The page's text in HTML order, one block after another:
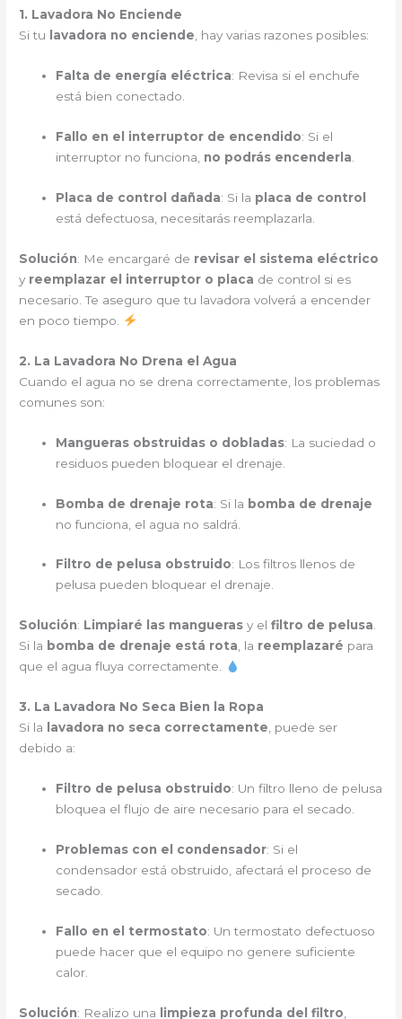
1. Lavadora No Enciende
Si tu
lavadora no enciende, hay varias razones posibles:
Falta de energía eléctrica: Revisa si el enchufe
está bien conectado.
Fallo en el interruptor de encendido: Si el
interruptor no funciona, no podrás encenderla
Placa de control dañada: Si la placa de control
está defectuosa, necesitarás reemplazarla.
Solución: Me encargaré de revisar el sistema eléctrico
y reemplazar el interruptor o placa de control si es
necesario. Te aseguro que tu lavadora volverá a encender
en poco tiempo.
2. La Lavadora No Drena el Agua
Cuando el agua no se drena correctamente, los problemas
comunes son:
Mangueras obstruidas o dobladas: La suciedad o
residuos pueden bloquear el drenaje.
Bomba de drenaje rota: Si la bomba de drenaje
no funciona, el agua no saldrá.
Filtro de pelusa obstruido: Los filtros llenos de
pelusa pueden bloquear el drenaje.
Solución: Limpiaré las mangueras y elfiltro de pelusa.
Si la bomba de drenaje está rota, la reemplazaré para
que el agua fluya correctamente.
3. La Lavadora No Seca Bien la Ropa
Si la
lavadora no seca correctamente , puede ser
debido a:
Filtro de pelusa obstruido: Un filtro lleno de pelusa
bloquea el flujo de aire necesario para el secado.
Problemas con el condensador: Si el
condensador está obstruido, afectará el proceso de
secado.
Fallo en el termostato: Un termostato defectuoso
puede hacer que el equipo no genere suficiente
calor.
Solución: Realizo una limpieza profunda del filtro